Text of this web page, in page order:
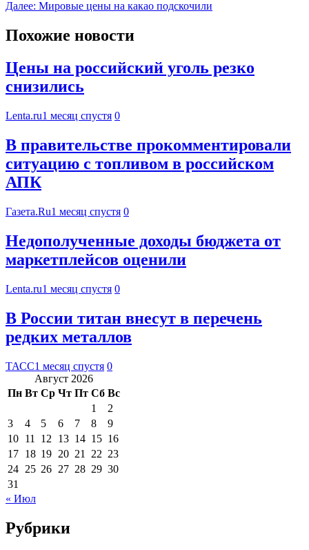
Далее: Мировые цены на какао подскочили
Похожие новости
Цены на российский уголь резко
снизились
Lenta.ru1 месяц спустя 0
В правительстве прокомментировали
ситуацию с топливом в российском
АПК
Газета.Ru1 месяц спустя 0
Недополученные доходы бюджета от
маркетплейсов оценили
Lenta.ru1 месяц спустя 0
В России титан внесут в перечень
редких металлов
ТАСС1 месяц спустя 0
Август 2026
Пн Вт Ср Чт Пт Сб Вс
1
2
3
4 5 6 7 8
9
10 11 12 13 14 15 16
17 18 19 20 21 22 23
24 25 26 27 28 29 30
31
« Июл
Рубрики